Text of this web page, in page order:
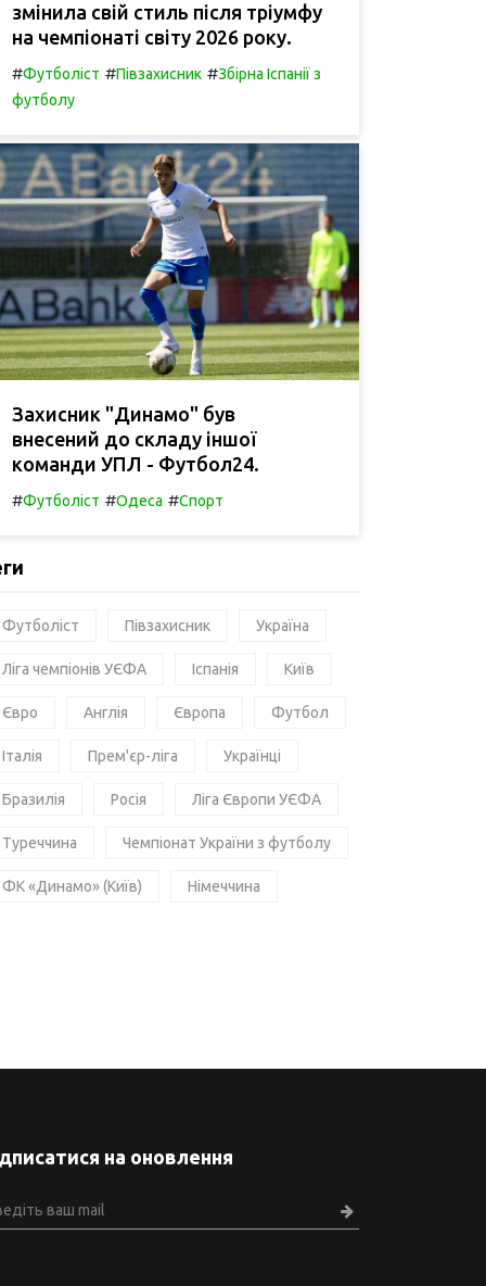
змінила свій стиль після тріумфу
на чемпіонаті світу 2026 року.
#Футболіст #Півзахисник #Збірна Іспанії з
футболу
Захисник "Динамо" був
внесений до складу іншої
команди УПЛ - Футбол24.
#Футболіст #Одеса #Спорт
Футболіст Півзахисник Україна
Ліга чемпіонів УЄФА Іспанія Київ
Євро Англія Європа Футбол
Італія Прем'єр-ліга Українці
Бразилія Росія Ліга Європи УЄФА
Туреччина Чемпіонат України з футболу
ФК «Динамо» (Київ) Німеччина
на оновлення